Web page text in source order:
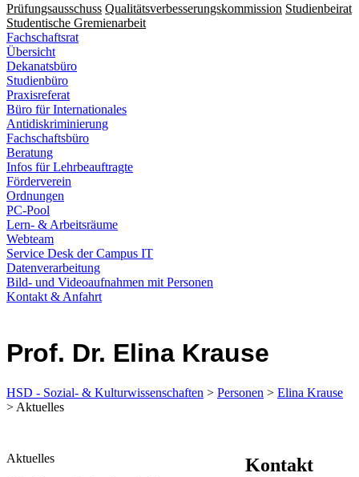
Prüfungsausschuss Qualitätsverbesserungskommission Studienbeirat
Studentische Gremienarbeit
Fachschaftsrat
Übersicht
Dekanatsbüro
Studienbüro
Praxisreferat
Büro für Internationales
Antidiskriminierung
Fachschaftsbüro
Beratung
Infos für Lehrbeauftragte
Förderverein
Ordnungen
PC-Pool
Lern- & Arbeitsräume
Webteam
Service Desk der Campus IT
Datenverarbeitung
Bild- und Videoaufnahmen mit Personen
Kontakt & Anfahrt
Prof. Dr. Elina Krause
HSD - Sozial- & Kulturwissenschaften > Personen > Elina Krause
> Aktuelles
​​​​​​​​​​​​​​​​​​​​​Aktuelles
Kontakt